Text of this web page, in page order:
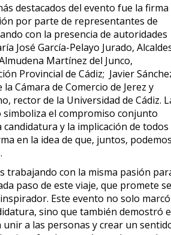
destacados del evento fue la firma
por parte de representantes de
con la presencia de autoridades
José García-Pelayo Jurado,
Martínez del Junco,
Provincial de Cádiz; Javier
Cámara de Comercio de Jerez y
rector de la Universidad de Cádiz.
el compromiso conjunto
y la implicación de todos
en la idea de que, juntos,
trabajando con la misma pasión
paso de este viaje, que promete
Este evento no solo marcó
sino que también demostró
a las personas y crear un